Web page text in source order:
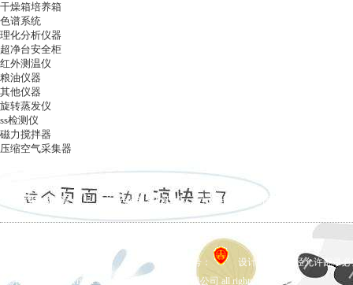
干燥箱培养箱
色谱系统
理化分析仪器
超净台安全柜
红外测温仪
粮油仪器
其他仪器
旋转蒸发仪
ss检测仪
磁力搅拌器
压缩空气采集器
ag凯发k8国际 | 关于ag凯发k8国际 | ag凯发k8国际的产品展示
备案号：
设计制作，未经允许翻录
ag凯发k8国际 copyright © 上海五相仪器仪表有限公司 all rights reserved.